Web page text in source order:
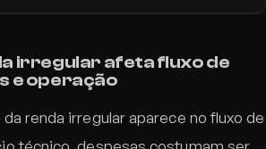
irregular afeta fluxo de
e operação
renda irregular aparece no fluxo de